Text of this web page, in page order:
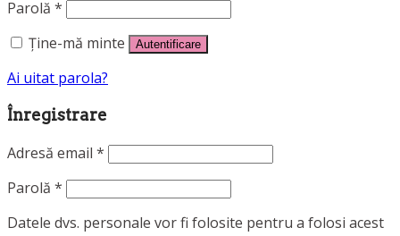
Parolă *
Ține-mă minte
Autentificare
Ai uitat parola?
Înregistrare
Adresă email *
Parolă *
Datele dvs. personale vor fi folosite pentru a folosi acest